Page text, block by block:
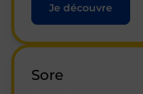
Je découvre
Sore